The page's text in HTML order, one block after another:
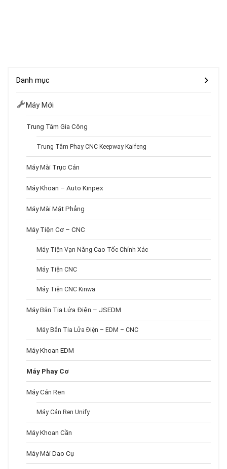
Danh mục
Máy Mới
Trung Tâm Gia Công
Trung Tâm Phay CNC Keepway Kaifeng
Máy Mài Trục Cán
Máy Khoan – Auto Kinpex
Máy Mài Mặt Phẳng
Máy Tiện Cơ – CNC
Máy Tiện Vạn Năng Cao Tốc Chính Xác
Máy Tiện CNC
Máy Tiện CNC Kinwa
Máy Bắn Tia Lửa Điện – JSEDM
Máy Bắn Tia Lửa Điện – EDM – CNC
Máy Khoan EDM
Máy Phay Cơ
Máy Cán Ren
Máy Cán Ren Unify
Máy Khoan Cần
Máy Mài Dao Cụ